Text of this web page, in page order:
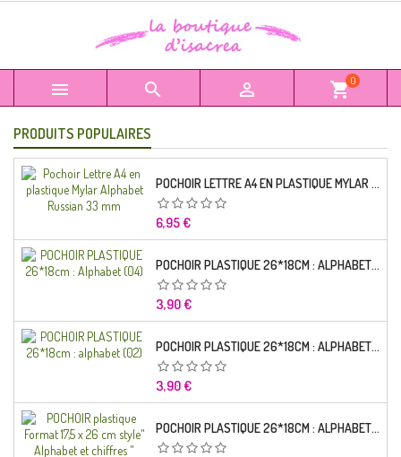
   shopping_cart0
PRODUITS POPULAIRES
POCHOIR LETTRE A4 EN PLASTIQUE MYLAR ALPHABET RUSSIAN 33 MM
Prix
6,95 €
POCHOIR PLASTIQUE 26*18CM : ALPHABET (04)
Prix
3,90 €
POCHOIR PLASTIQUE 26*18CM : ALPHABET (02)
Prix
3,90 €
POCHOIR PLASTIQUE 26*18CM : ALPHABET (01)